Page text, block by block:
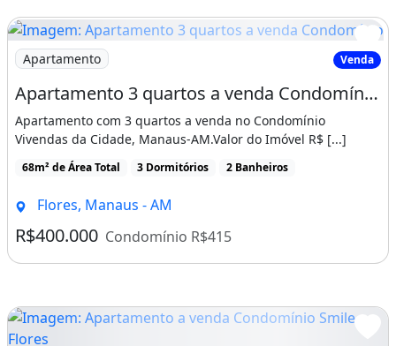
Imagem: Apartamento 3 quartos a venda Condomínio
Apartamento Venda
Apartamento 3 quartos a venda Condomínio Vivendas da Cidade, Manaus-AM
Apartamento com 3 quartos a venda no Condomínio
Vivendas da Cidade, Manaus-AM.Valor do Imóvel R$ [...]
68m² de Área Total 3 Dormitórios 2 Banheiros
Flores, Manaus - AM
R$400.000 Condomínio R$415